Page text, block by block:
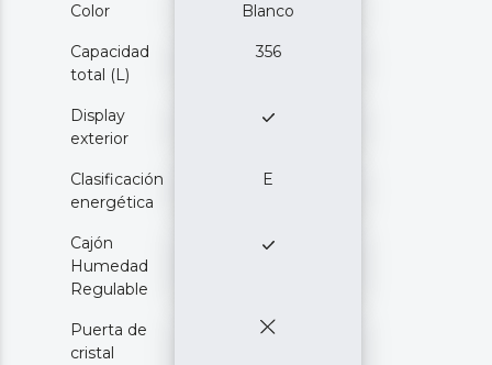
Color Blanco
Capacidad
total (L)
356
Display
exterior
Clasificación
energética
E
Cajón
Humedad
Regulable
Puerta de
cristal